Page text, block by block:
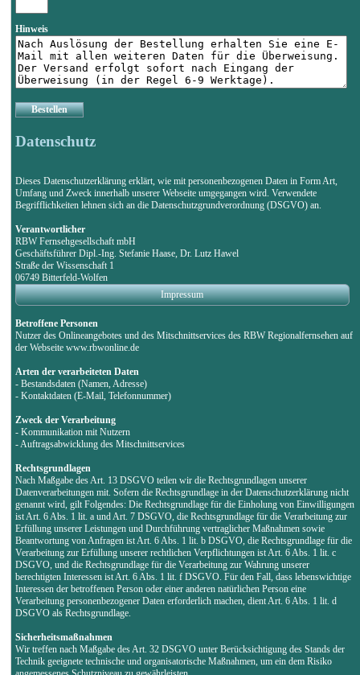
Hinweis
Bestellen
Datenschutz
Dieses Datenschutzerklärung erklärt, wie mit personenbezogenen Daten in Form Art,
Umfang und Zweck innerhalb unserer Webseite umgegangen wird. Verwendete
Begrifflichkeiten lehnen sich an die Datenschutzgrundverordnung (DSGVO) an.
Verantwortlicher
RBW Fernsehgesellschaft mbH
Geschäftsführer Dipl.-Ing. Stefanie Haase, Dr. Lutz Hawel
Straße der Wissenschaft 1
06749 Bitterfeld-Wolfen
Impressum
Betroffene Personen
Nutzer des Onlineangebotes und des Mitschnittservices des RBW Regionalfernsehen auf
der Webseite www.rbwonline.de
Arten der verarbeiteten Daten
- Bestandsdaten (Namen, Adresse)
- Kontaktdaten (E-Mail, Telefonnummer)
Zweck der Verarbeitung
- Kommunikation mit Nutzern
- Auftragsabwicklung des Mitschnittservices
Rechtsgrundlagen
Nach Maßgabe des Art. 13 DSGVO teilen wir die Rechtsgrundlagen unserer
Datenverarbeitungen mit. Sofern die Rechtsgrundlage in der Datenschutzerklärung nicht
genannt wird, gilt Folgendes: Die Rechtsgrundlage für die Einholung von Einwilligungen
ist Art. 6 Abs. 1 lit. a und Art. 7 DSGVO, die Rechtsgrundlage für die Verarbeitung zur
Erfüllung unserer Leistungen und Durchführung vertraglicher Maßnahmen sowie
Beantwortung von Anfragen ist Art. 6 Abs. 1 lit. b DSGVO, die Rechtsgrundlage für die
Verarbeitung zur Erfüllung unserer rechtlichen Verpflichtungen ist Art. 6 Abs. 1 lit. c
DSGVO, und die Rechtsgrundlage für die Verarbeitung zur Wahrung unserer
berechtigten Interessen ist Art. 6 Abs. 1 lit. f DSGVO. Für den Fall, dass lebenswichtige
Interessen der betroffenen Person oder einer anderen natürlichen Person eine
Verarbeitung personenbezogener Daten erforderlich machen, dient Art. 6 Abs. 1 lit. d
DSGVO als Rechtsgrundlage.
Sicherheitsmaßnahmen
Wir treffen nach Maßgabe des Art. 32 DSGVO unter Berücksichtigung des Stands der
Technik geeignete technische und organisatorische Maßnahmen, um ein dem Risiko